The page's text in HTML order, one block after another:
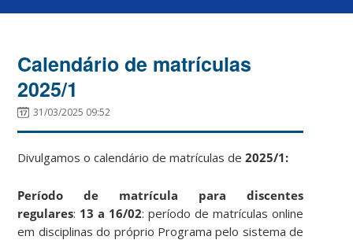
Calendário de matrículas
2025/1
31/03/2025 09:52
Divulgamos o calendário de matrículas de2025/1:
Período de matrícula para discentes
regulares: 13 a 16/02: período de matrículas online
em disciplinas do próprio Programa pelo sistema de